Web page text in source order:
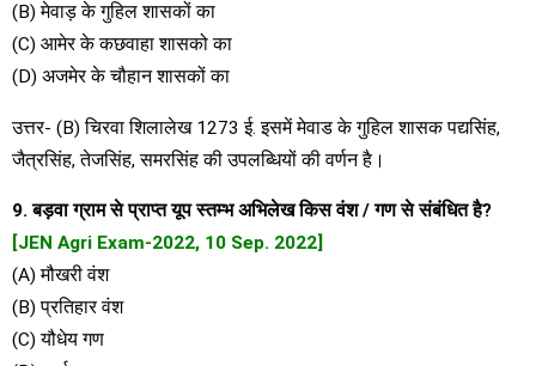
(B) मेवाड़ के गुहिल शासकों का
(C) आमेर के कछवाहा शासको का
(D) अजमेर के चौहान शासकों का
उत्तर- (B) चिरवा शिलालेख 1273 ई. इसमें मेवाड के गुहिल शासक पद्यसिंह,
जैत्रसिंह, तेजसिंह, समरसिंह की उपलब्धियों की वर्णन है।
9. बड़वा ग्राम से प्राप्त यूप स्तम्भ अभिलेख किस वंश / गण से संबंधित है?
[JEN Agri Exam-2022, 10 Sep. 2022]
(A) मौखरी वंश
(B) प्रतिहार वंश
(C) यौधेय गण